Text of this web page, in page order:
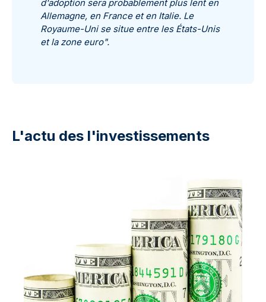
d'adoption sera probablement plus lent en
Allemagne, en France et en Italie. Le
Royaume-Uni se situe entre les États-Unis
et la zone euro".
L'actu des l'investissements